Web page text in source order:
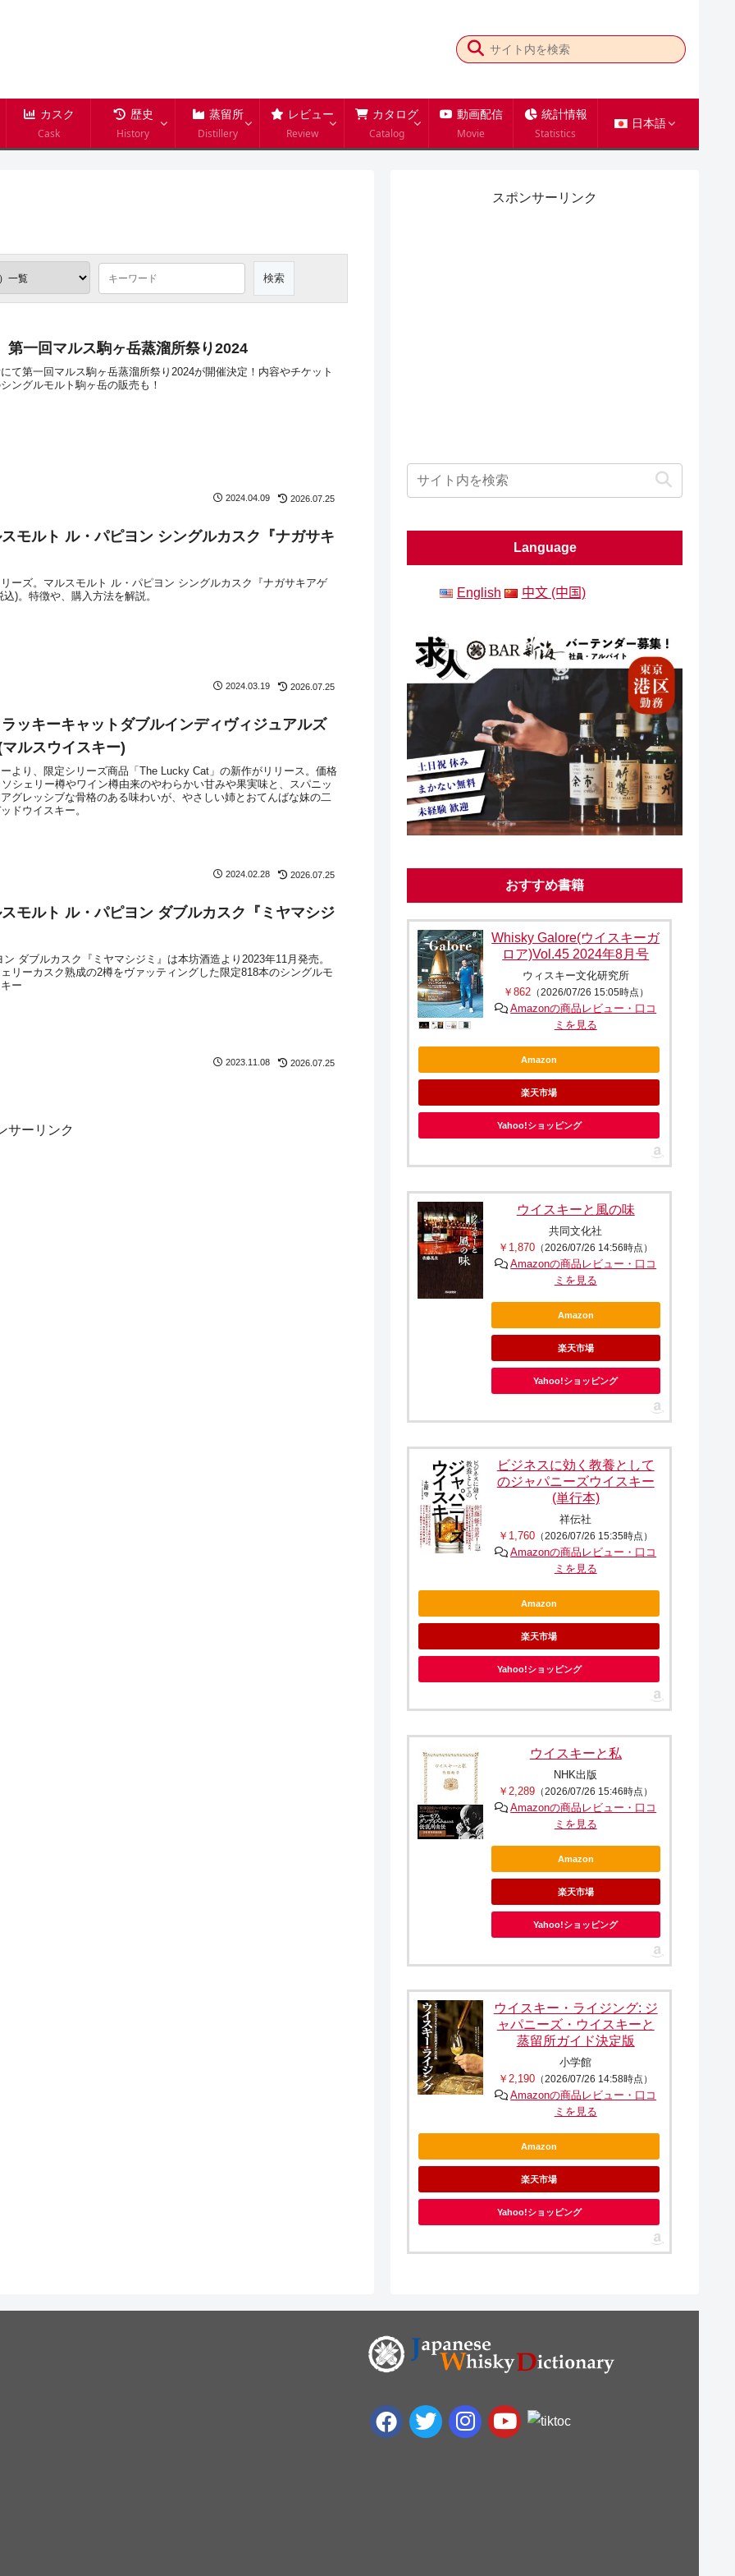
カスク
Cask
歴史
History
蒸留所
Distillery
レビュー
Review
カタログ
Catalog
動画配信
Movie
統計情報
Statistics
日本語
第一回マルス駒ヶ岳蒸溜所祭り2024
て第一回マルス駒ヶ岳蒸溜所祭り2024が開催決定！内容やチケット
ングルモルト駒ヶ岳の販売も！
2024.04.09 2026.07.25
モルト ル・パピヨン シングルカスク『ナガサキ
ーズ。マルスモルト ル・パピヨン シングルカスク『ナガサキアゲ
)。特徴や、購入方法を解説。
2024.03.19 2026.07.25
ッキーキャットダブルインディヴィジュアルズ
ルスウイスキー)
より、限定シリーズ商品「The Lucky Cat」の新作がリリース。価格
シェリー樽やワイン樽由来のやわらかい甘みや果実味と、スパニッ
グレッシブな骨格のある味わいが、やさしい姉とおてんばな妹の二
ドウイスキー。
2024.02.28 2026.07.25
モルト ル・パピヨン ダブルカスク『ミヤマシジ
ダブルカスク『ミヤマシジミ』は本坊酒造より2023年11月発売。
リーカスク熟成の2樽をヴァッティングした限定818本のシングルモ
ー
2023.11.08 2026.07.25
サーリンク
スポンサーリンク
Language
English 中文 (中国)
おすすめ書籍
Whisky Galore(ウイスキーガ
ロア)Vol.45 2024年8月号
ウィスキー文化研究所
￥862（2026/07/26 15:05時点）
Amazonの商品レビュー・口コ
ミを見る
Amazon
楽天市場
Yahoo!ショッピング
ウイスキーと風の味
共同文化社
￥1,870 （2026/07/26 14:56時点）
Amazonの商品レビュー・口コ
ミを見る
Amazon
楽天市場
Yahoo!ショッピング
ビジネスに効く教養として
のジャパニーズウイスキー
(単行本)
祥伝社
￥1,760 （2026/07/26 15:35時点）
Amazonの商品レビュー・口コ
ミを見る
Amazon
楽天市場
Yahoo!ショッピング
ウイスキーと私
NHK出版
￥2,289 （2026/07/26 15:46時点）
Amazonの商品レビュー・口コ
ミを見る
Amazon
楽天市場
Yahoo!ショッピング
ウイスキー・ライジング: ジ
ャパニーズ・ウイスキーと
蒸留所ガイド決定版
小学館
￥2,190 （2026/07/26 14:58時点）
Amazonの商品レビュー・口コ
ミを見る
Amazon
楽天市場
Yahoo!ショッピング